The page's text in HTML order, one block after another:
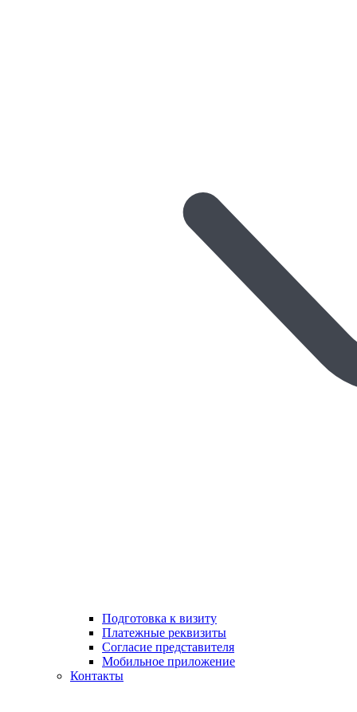
Подготовка к визиту
Платежные реквизиты
Согласие представителя
Мобильное приложение
Контакты